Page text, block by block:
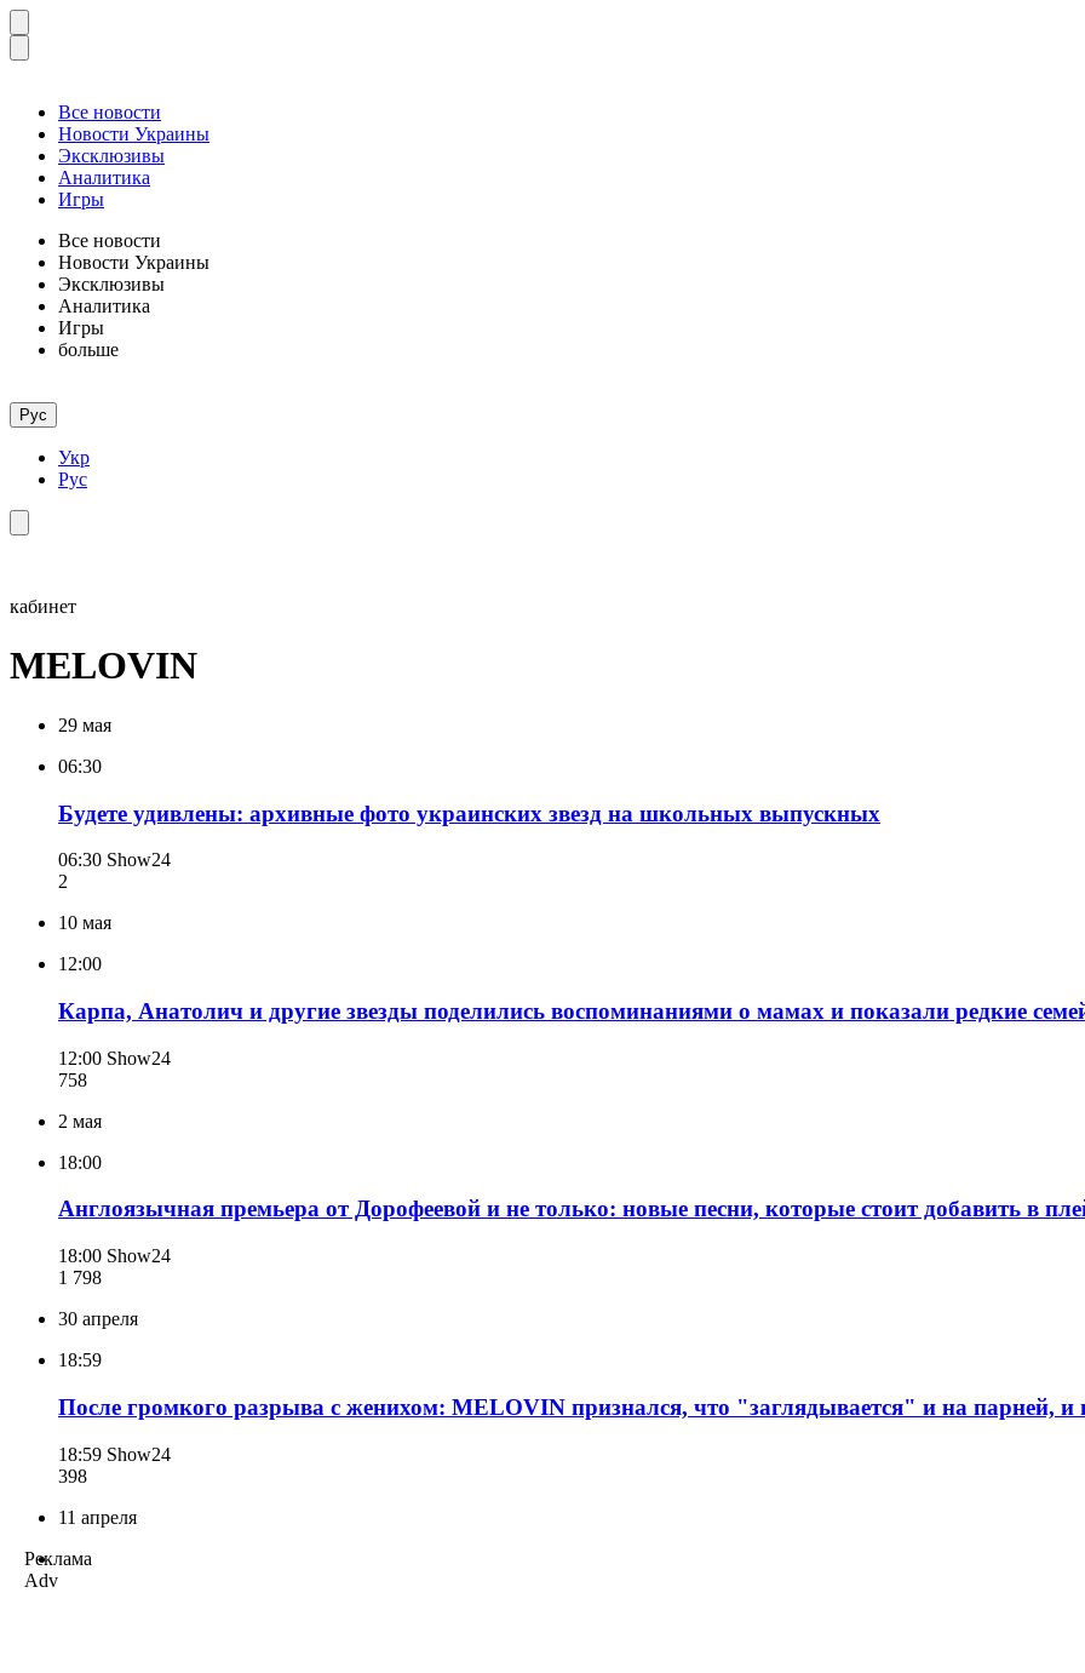
Все новости
Новости Украины
Эксклюзивы
Аналитика
Игры
Все новости
Новости Украины
Эксклюзивы
Аналитика
Игры
больше
Рус
Укр
Рус
кабинет
MELOVIN
29 мая
06:30
Будете удивлены: архивные фото украинских звезд на школьных выпускных
06:30 Show24
2
10 мая
12:00
Карпа, Анатолич и другие звезды поделились воспоминаниями о мамах и показали редкие
12:00 Show24
758
2 мая
18:00
Англоязычная премьера от Дорофеевой и не только: новые песни, которые стоит добавить в
18:00 Show24
1 798
30 апреля
18:59
После громкого разрыва с женихом: MELOVIN признался, что "заглядывается" и на парней, и
18:59 Show24
398
11 апреля
Реклама
Adv